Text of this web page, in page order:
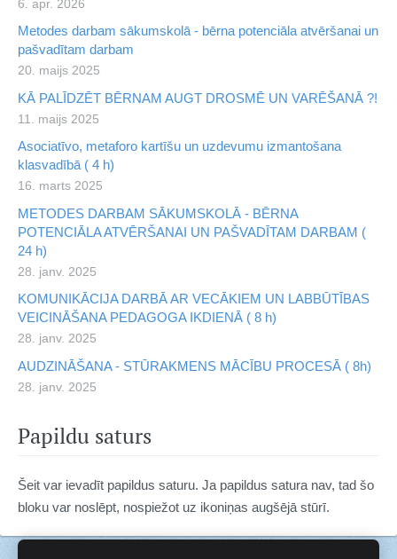
6. apr. 2026
Metodes darbam sākumskolā - bērna potenciāla atvēršanai un
pašvadītam darbam
20. maijs 2025
KĀ PALĪDZĒT BĒRNAM AUGT DROSMĒ UN VARĒŠANĀ ?!
11. maijs 2025
Asociatīvo, metaforo kartīšu un uzdevumu izmantošana
klasvadībā ( 4 h)
16. marts 2025
METODES DARBAM SĀKUMSKOLĀ - BĒRNA
POTENCIĀLA ATVĒRŠANAI UN PAŠVADĪTAM DARBAM (
24 h)
28. janv. 2025
KOMUNIKĀCIJA DARBĀ AR VECĀKIEM UN LABBŪTĪBAS
VEICINĀŠANA PEDAGOGA IKDIENĀ ( 8 h)
28. janv. 2025
AUDZINĀŠANA - STŪRAKMENS MĀCĪBU PROCESĀ ( 8h)
28. janv. 2025
Papildu saturs
Šeit var ievadīt papildus saturu. Ja papildus satura nav, tad šo
bloku var noslēpt, nospiežot uz ikoniņas augšējā stūrī.